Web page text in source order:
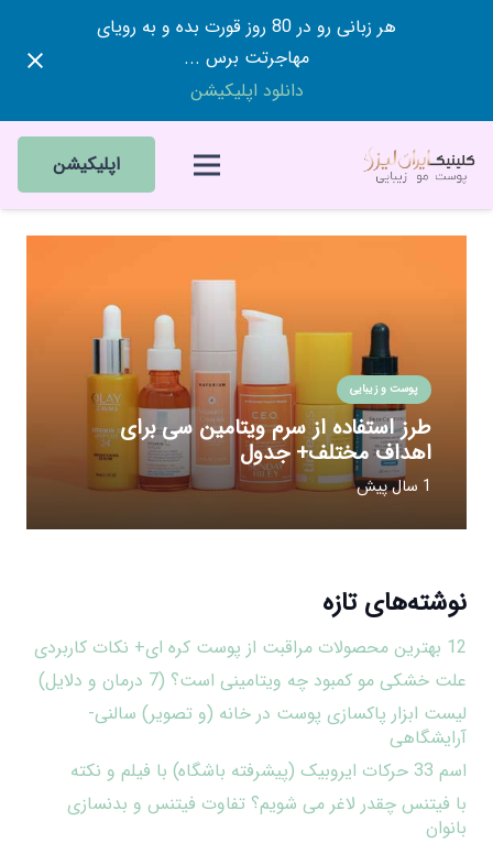
هر زبانی رو در 80 روز قورت بده و به رویای
مهاجرتت برس ...
دانلود اپلیکیشن
اپلیکیشن
پوست و زیبایی
طرز استفاده از سرم ویتامین سی برای
اهداف مختلف+ جدول
1 سال پیش
نوشته‌های تازه
12 بهترین محصولات مراقبت از پوست کره ای+ نکات کاربردی
علت خشکی مو کمبود چه ویتامینی است؟ (7 درمان و دلایل)
لیست ابزار پاکسازی پوست در خانه (و تصویر) سالنی-
آرایشگاهی
اسم 33 حرکات ایروبیک (پیشرفته باشگاه) با فیلم و نکته
با فیتنس چقدر لاغر می شویم؟ تفاوت فیتنس و بدنسازی
بانوان